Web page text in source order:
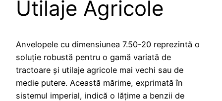
Utilaje Agricole
Anvelopele cu dimensiunea 7.50-20 reprezintă o
soluție robustă pentru o gamă variată de
tractoare și utilaje agricole mai vechi sau de
medie putere. Această mărime, exprimată în
sistemul imperial, indică o lățime a benzii de